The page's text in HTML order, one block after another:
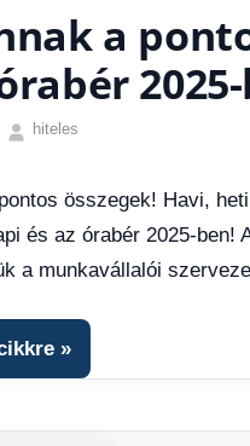
a
hiteles
Hírek,
Hírek
1
összegek! Havi,
és az órabér 2025-ben!
a munkavállalói